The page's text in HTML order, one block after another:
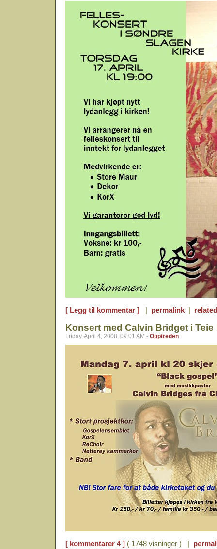
[ Legg til kommentar ] | permalink |
Konsert med Calvin Bridget i Teie
Friday, April 4, 2008, 09:01 AM - Opptreden
[ kommentarer 4 ] ( 1748 visninger ) |